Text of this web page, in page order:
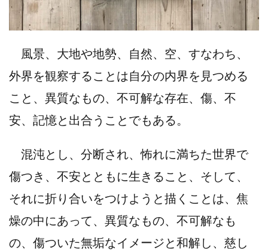
風景、大地や地勢、自然、空、すなわち、
外界を観察することは自分の内界を見つめる
こと、異質なもの、不可解な存在、傷、不
安、記憶と出合うことでもある。
混沌とし、分断され、怖れに満ちた世界で
傷つき、不安とともに生きること、そして、
それに折り合いをつけようと描くことは、焦
燥の中にあって、異質なもの、不可解なも
の、傷ついた無垢なイメージと和解し、慈し